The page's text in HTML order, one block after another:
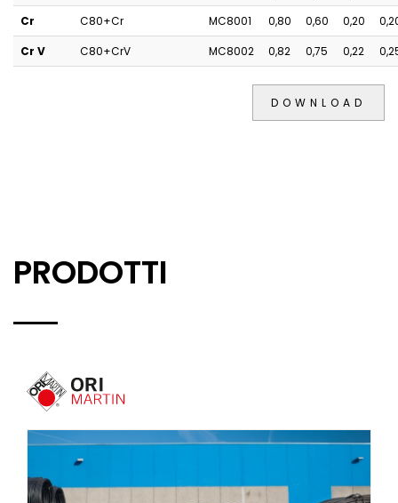
Cr
C80+Cr MC8001 0,80 0,60 0,20
Cr V
C80+CrV MC8002 0,82 0,75 0,22
DOWNLOAD
PRODOTTI